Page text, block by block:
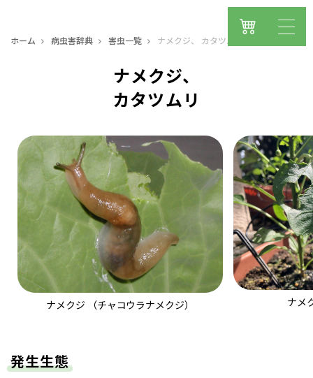
ホーム 病虫害辞典 害虫一覧 ナメクジ、 カタツムリ
ナメクジ、
カタツムリ
ナメクジ （チャコウラナメクジ） ナメ
発生生態